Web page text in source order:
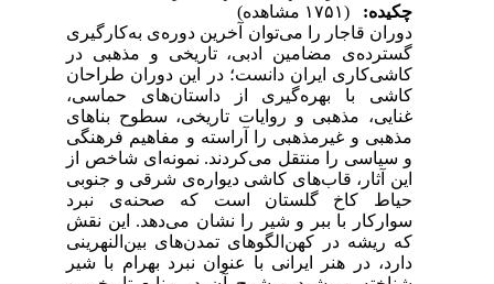
(۱۷۵۱ مشاهده)
دوران قاجار را می‌توان آخرین دوره‌ی به‌کارگیری
گسترده‌ی مضامین ادبی، تاریخی و مذهبی در
کاشی‌کاری ایران دانست؛‌ در این دوران طراحان
کاشی با بهره‌گیری از داستان‌های حماسی،
غنایی، مذهبی و روایات تاریخی، سطوح بناهای
مذهبی و غیرمذهبی را آراسته و مفاهیم فرهنگی
و سیاسی را منتقل می‌کردند. نمونه‌ای شاخص از
این آثار، قاب‌های کاشی‌ دیواره‌ی شرقی و جنوبی
حیاط کاخ گلستان است که صحنه‌ی نبرد
سوارکار با ببر و شیر را نشان می‌دهد. این نقش
که ریشه در کهن‌الگوهای ‌تمدن‌های بین‌النهرینی
دارد، در هنر ایرانی با عنوان نبرد بهرام با شیر